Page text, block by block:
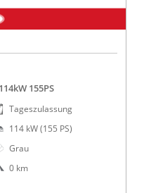
155PS
Tageszulassung
114 kW (155 PS)
Grau
0 km